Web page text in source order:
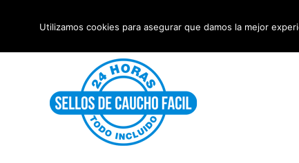
Utilizamos cookies para asegurar que damos la mejor